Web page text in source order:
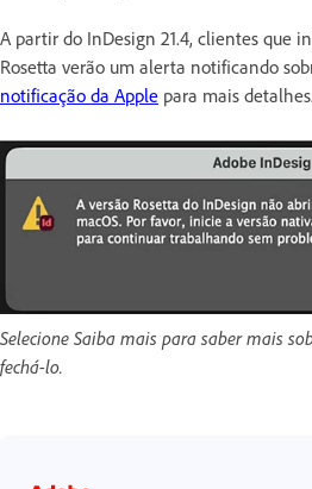
A partir do InDesign 21.4, clientes que
Rosetta verão um alerta notificando
notificação da Apple para mais detalhes.
Selecione Saiba mais para saber mais
fechá-lo.